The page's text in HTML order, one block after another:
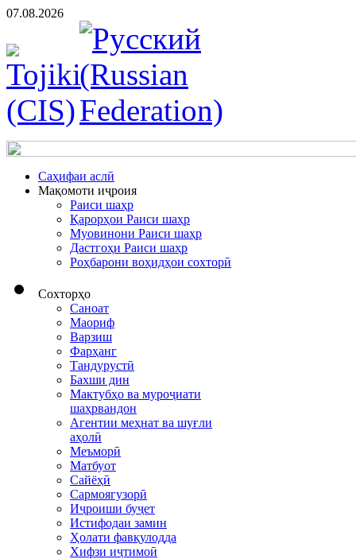
07.08.2026
Cаҳифаи аслӣ
Мақомоти иҷроия
Раиси шаҳр
Қарорҳои Раиси шаҳр
Муовинони Раиси шаҳр
Дастгоҳи Раиси шаҳр
Роҳбарони воҳидҳои сохторӣ
Сохторҳо
Саноат
Маориф
Варзиш
Фарҳанг
Тандурустӣ
Бахши дин
Мактубҳо ва муроҷиати
шаҳрвандон
Агентии меҳнат ва шуғли
аҳолӣ
Меъморӣ
Матбуот
Сайёҳӣ
Сармоягузорӣ
Иҷроиши буҷет
Истифодаи замин
Ҳолати фавқулодда
Хифзи иҷтимоӣ